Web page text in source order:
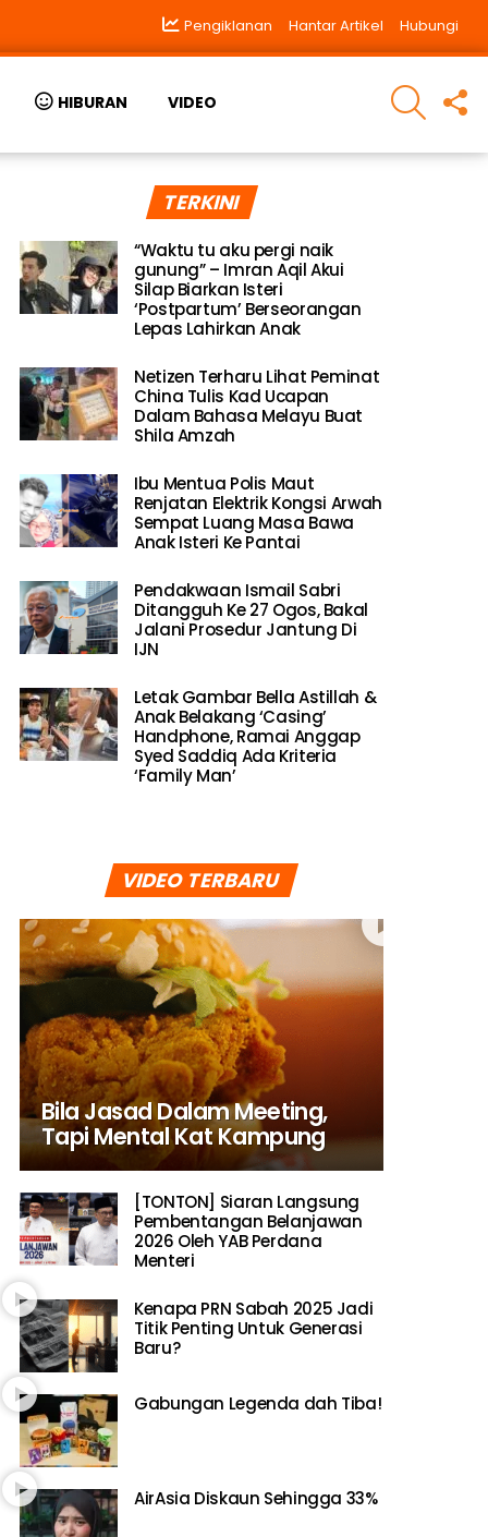
Pengiklanan Hantar Artikel Hubungi
HIBURAN VIDEO
SEARCH
TERKINI
“Waktu tu aku pergi naik
gunung” – Imran Aqil Akui
Silap Biarkan Isteri
‘Postpartum’ Berseorangan
Lepas Lahirkan Anak
Netizen Terharu Lihat Peminat
China Tulis Kad Ucapan
Dalam Bahasa Melayu Buat
Shila Amzah
Ibu Mentua Polis Maut
Renjatan Elektrik Kongsi Arwah
Sempat Luang Masa Bawa
Anak Isteri Ke Pantai
Pendakwaan Ismail Sabri
Ditangguh Ke 27 Ogos, Bakal
Jalani Prosedur Jantung Di
IJN
Letak Gambar Bella Astillah &
Anak Belakang ‘Casing’
Handphone, Ramai Anggap
Syed Saddiq Ada Kriteria
‘Family Man’
VIDEO TERBARU
Bila Jasad Dalam Meeting,
Tapi Mental Kat Kampung
[TONTON] Siaran Langsung
Pembentangan Belanjawan
2026 Oleh YAB Perdana
Menteri
Kenapa PRN Sabah 2025 Jadi
Titik Penting Untuk Generasi
Baru?
Gabungan Legenda dah Tiba!
AirAsia Diskaun Sehingga 33%